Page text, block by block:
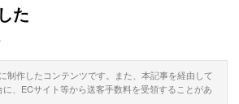
た
制作したコンテンツです。また、本記事を経由して
、ECサイト等から送客手数料を受領することがあ